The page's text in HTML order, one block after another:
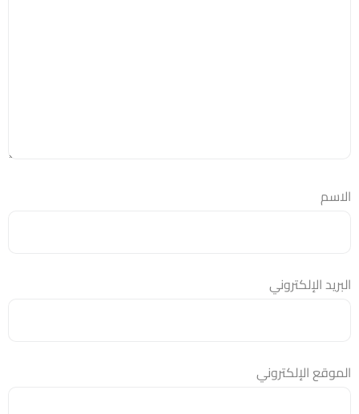
الاسم
البريد الإلكتروني
الموقع الإلكتروني